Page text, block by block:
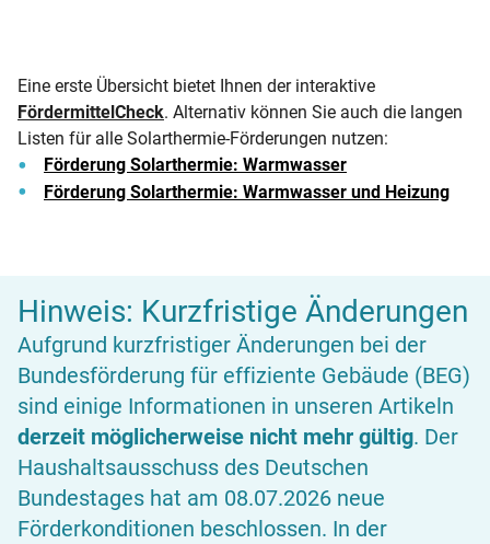
Eine erste Übersicht bietet Ihnen der interaktive
FördermittelCheck. Alternativ können Sie auch die langen
Listen für alle Solarthermie-Förderungen nutzen:
Förderung Solarthermie: Warmwasser
Förderung Solarthermie: Warmwasser und Heizung
Hinweis: Kurzfristige Änderungen
Aufgrund kurzfristiger Änderungen bei der
Bundesförderung für effiziente Gebäude (BEG)
sind einige Informationen in unseren Artikeln
derzeit möglicherweise nicht mehr gültig. Der
Haushaltsausschuss des Deutschen
Bundestages hat am 08.07.2026 neue
Förderkonditionen beschlossen. In der